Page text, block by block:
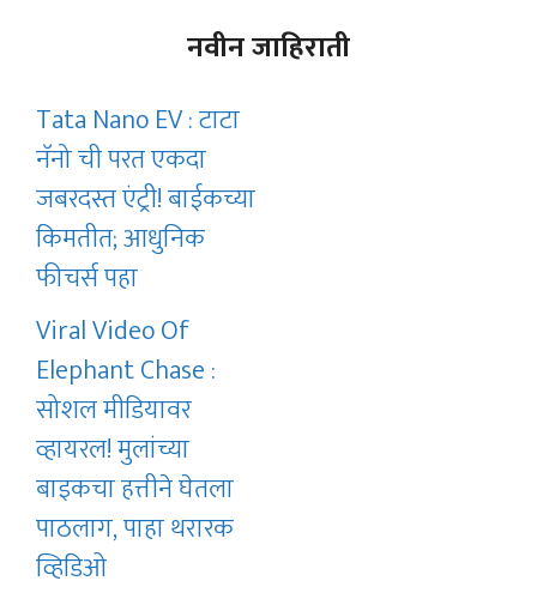
नवीन जाहिराती
Tata Nano EV : टाटा
नॅनो ची परत एकदा
जबरदस्त एंट्री! बाईकच्या
किमतीत; आधुनिक
फीचर्स पहा
Viral Video Of
Elephant Chase :
सोशल मीडियावर
व्हायरल! मुलांच्या
बाइकचा हत्तीने घेतला
पाठलाग, पाहा थरारक
व्हिडिओ